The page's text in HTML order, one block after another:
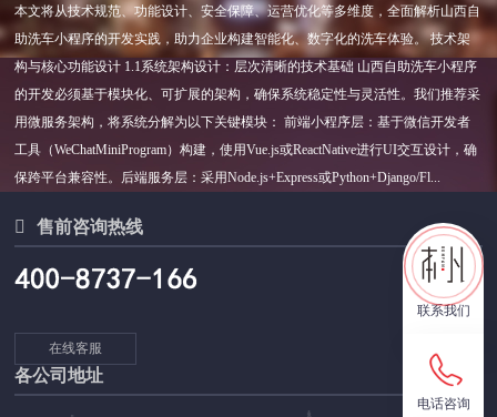
联系我们
电话咨询
本文将从技术规范、功能设计、安全保障、运营优化等多维度，全面解析山西自
助洗车小程序的开发实践，助力企业构建智能化、数字化的洗车体验。 技术架
构与核心功能设计 1.1系统架构设计：层次清晰的技术基础 山西自助洗车小程序
的开发必须基于模块化、可扩展的架构，确保系统稳定性与灵活性。我们推荐采
用微服务架构，将系统分解为以下关键模块： 前端小程序层：基于微信开发者
工具（WeChatMiniProgram）构建，使用Vue.js或ReactNative进行UI交互设计，确
保跨平台兼容性。后端服务层：采用Node.js+Express或Python+Django/Fl...
 售前咨询热线
在线客服
各公司地址